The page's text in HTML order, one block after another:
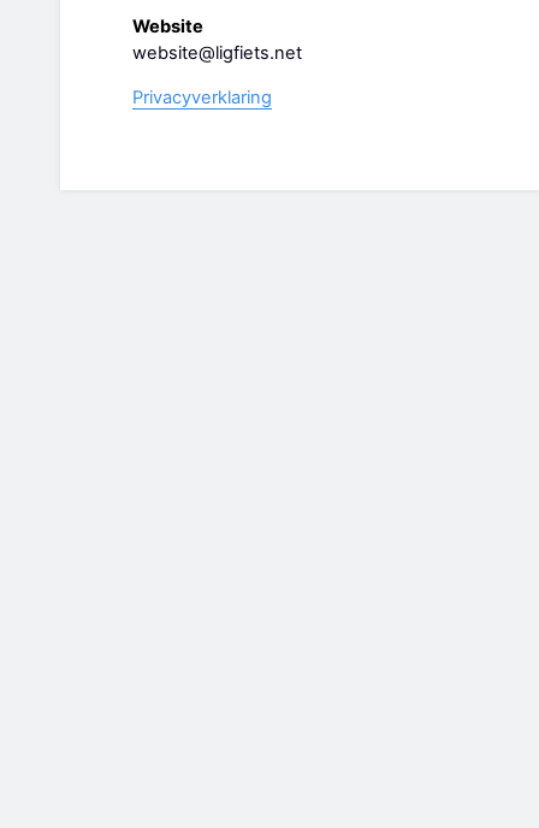
Website
website@ligfiets.net
Privacyverklaring